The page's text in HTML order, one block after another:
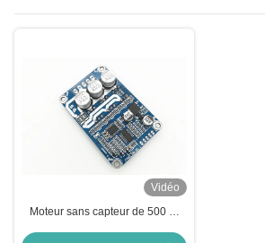
Vidéo
Moteur sans capteur de 500 W